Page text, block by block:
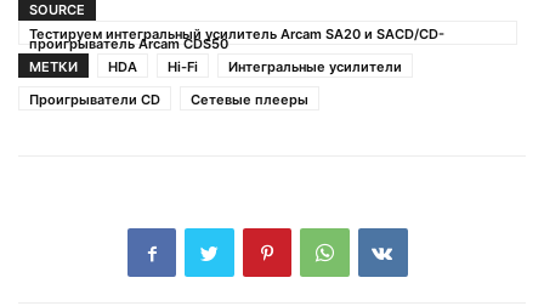
SOURCE
Тестируем интегральный усилитель Arcam SA20 и SACD/CD-
проигрыватель Arcam CDS50
МЕТКИ
HDA Hi-Fi
Интегральные усилители
Проигрыватели CD
Сетевые плееры